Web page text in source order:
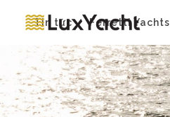
Tin tức Ferretti Yachts